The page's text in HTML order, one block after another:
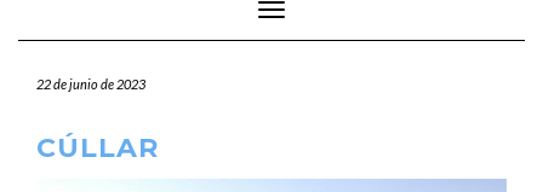
Cambiar modo de navegación
22 de junio de 2023
CÚLLAR